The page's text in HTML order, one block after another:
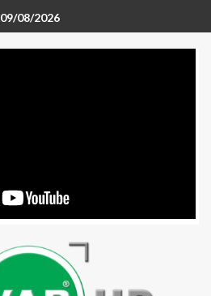
09/08/2026